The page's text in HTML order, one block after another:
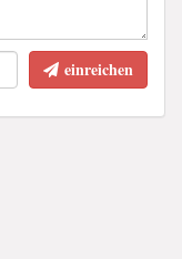
einreichen